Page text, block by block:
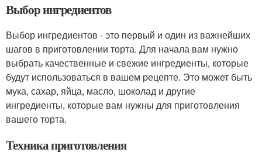
Выбор ингредиентов
Выбор ингредиентов - это первый и один из важнейших
шагов в приготовлении торта. Для начала вам нужно
выбрать качественные и свежие ингредиенты, которые
будут использоваться в вашем рецепте. Это может быть
мука, сахар, яйца, масло, шоколад и другие
ингредиенты, которые вам нужны для приготовления
вашего торта.
Техника приготовления